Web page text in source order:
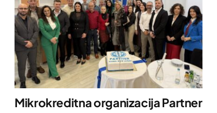
Mikrokreditna organizacija Partner